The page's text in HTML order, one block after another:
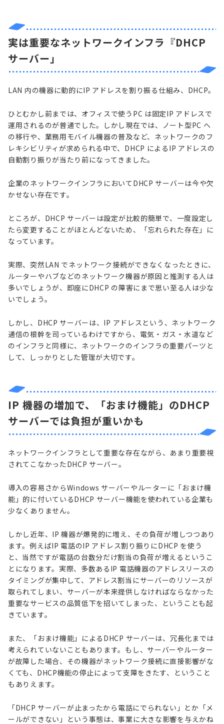
実は重要なネットワークインフラ『DHCP
サーバー」
LAN 内の機器に動的にIP アドレスを割り振る仕組み、DHCP。
ひとむかし前までは、オフィスで使うPC は固定IP アドレスで
運用されるのが普通でした。しかし現在では、ノート型PC へ
の移行や、業務用モバイル機器の普及など、ネットワークのフ
レキシビリティが求められる中で、DHCP によるIP アドレスの
自動割り振りが当たり前になってきました。
企業のネットワークインフラにおいてDHCP サーバーは今や欠
かせない存在です。
ところが、DHCP サーバーは設定が比較的簡単で、一度設定し
たら変更することがほとんどないため、「忘れられた存在」に
なっています。
実際、突然LAN でネットワーク接続ができなくなったときに、
ルーターやハブなどのネットワーク機器が原因と推測する人は
多いでしょうが、即座にDHCP の障害にまで思い至る人は少な
いでしょう。
しかし、DHCP サーバーは、IP アドレスという、ネットワーク
通信の根幹を司っているわけですから、電気・ガス・水道など
のインフラと同様に、ネットワークのインフラの重要パーツと
して、しっかりとした管理が大切です。
IP 機器の増加で、「おまけ機能」のDHCP
サーバーでは負担が重いかも
ネットワークインフラとして重要な存在ながら、あまり重要視
されてこなかったDHCP サーバー。
導入の容易さからWindows サーバーやルーターに「おまけ機
能」的に付いているDHCP サーバー機能を使われている企業も
少なくありません。
しかし近年、IP 機器が爆発的に増え、その負荷が増しつつあり
ます。例えばIP 電話のIP アドレス割り振りにDHCP を使う
と、当然ですが電話の台数分だけ割当の負荷が増えるというこ
とになります。実際、多数あるIP 電話機器のアドレスリースの
タイミングが集中して、アドレス割当にサーバーのリソースが
取られてしまい、サーバーが本来提供しなければならなかった
重要なサービスの品質低下を招いてしまった、ということも起
きています。
また、「おまけ機能」によるDHCP サーバーは、冗長化までは
考えられていないこともあります。もし、サーバーやルーター
が故障した場合、その機器がネットワーク接続に直接影響がな
くても、DHCP機能の停止によって支障をきたす、ということ
もありえます。
「DHCP サーバーが止まったから電話にでられない」とか「メ
ールができない」という事態は、事業に大きな影響を与えかね